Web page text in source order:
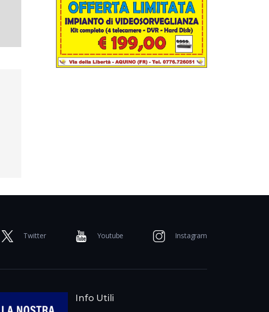
Twitter Youtube Instagram
Info Utili